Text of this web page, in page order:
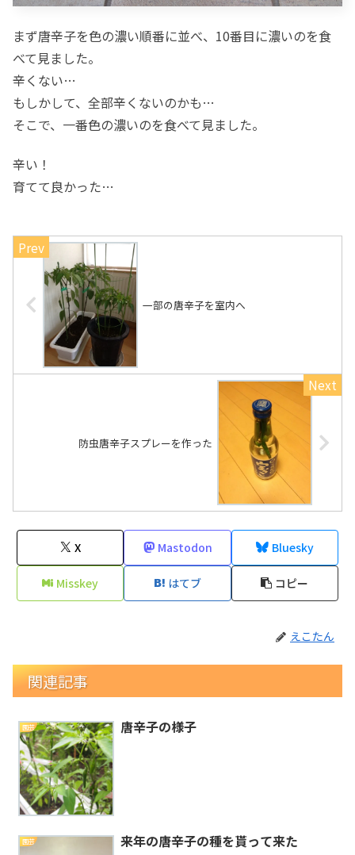
まず唐辛子を色の濃い順番に並べ、10番目に濃いのを食
べて見ました。
辛くない…
もしかして、全部辛くないのかも…
そこで、一番色の濃いのを食べて見ました。
辛い！
育てて良かった…
一部の唐辛子を室内へ
防虫唐辛子スプレーを作った
X Mastodon Bluesky
Misskey はてブ コピー
えこたん
関連記事
園芸 唐辛子の様子
園芸 来年の唐辛子の種を貰って来た